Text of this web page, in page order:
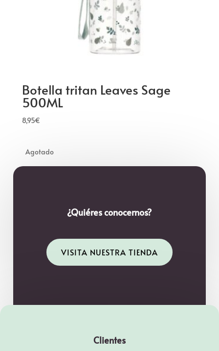
Botella tritan Leaves Sage
500ML
8,95€
¿Quiéres conocernos?
VISITA NUESTRA TIENDA
Clientes